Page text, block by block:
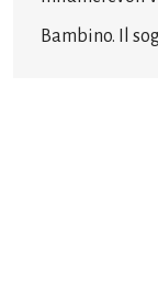
Bambino. Il